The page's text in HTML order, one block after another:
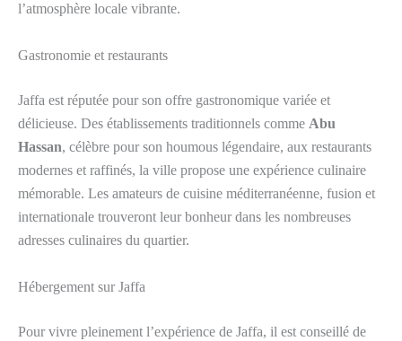
l’atmosphère locale vibrante.
Gastronomie et restaurants
Jaffa est réputée pour son offre gastronomique variée et
délicieuse. Des établissements traditionnels comme Abu
Hassan, célèbre pour son houmous légendaire, aux restaurants
modernes et raffinés, la ville propose une expérience culinaire
mémorable. Les amateurs de cuisine méditerranéenne, fusion et
internationale trouveront leur bonheur dans les nombreuses
adresses culinaires du quartier.
Hébergement sur Jaffa
Pour vivre pleinement l’expérience de Jaffa, il est conseillé de